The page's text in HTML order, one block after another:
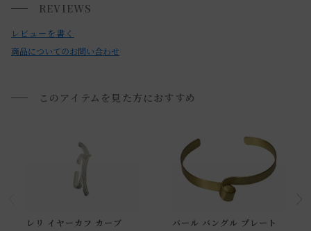
小型商品は、11,000円(税込)以上のお買い上げで
・お使いのPC画面等や光の環境によっては、掲載の画像と実
際の商品とで色の見え方が異なることもございます。ご了承
ください。
REVIEWS
レビューを書く
商品についてのお問い合わせ
このアイテムを見た方におすすめ
レリ イヤーカフ カーブ バール バングル プレート